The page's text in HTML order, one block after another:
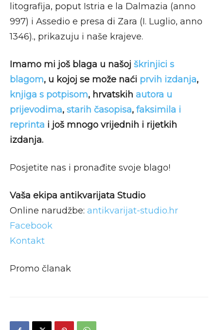
litografija, poput Istria e la Dalmazia (anno
997) i Assedio e presa di Zara (I. Luglio, anno
1346)., prikazuju i naše krajeve.
Imamo mi još blaga u našoj škrinjici s
blagom, u kojoj se može naći prvih izdanja,
knjiga s potpisom, hrvatskih autora u
prijevodima, starih časopisa, faksimila i
reprinta i još mnogo vrijednih i rijetkih
izdanja.
Posjetite nas i pronađite svoje blago!
Vaša ekipa antikvarijata Studio
Online narudžbe: antikvarijat-studio.hr
Facebook
Kontakt
Promo članak